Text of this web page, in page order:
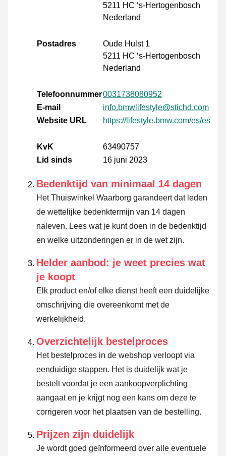
5211 HC ‘s-Hertogenbosch
Nederland
Postadres
Oude Hulst 1
5211 HC ‘s-Hertogenbosch
Nederland
Telefoonnummer0031738080952
E-mail
info.bmwlifestyle@stichd.com
Website URL
https://lifestyle.bmw.com/es/es/
KvK
63490757
Lid sinds
16 juni 2023
Bedenktijd van minimaal 14 dagen
Het Thuiswinkel Waarborg garandeert dat leden
de wettelijke bedenktermijn van 14 dagen
naleven. Lees wat je kunt doen in de bedenktijd
en welke uitzonderingen er in de wet zijn.
Helder aanbod: je weet precies wat
je koopt
Elk product en/of elke dienst heeft een duidelijke
omschrijving die overeenkomt met de
werkelijkheid.
Overzichtelijk bestelproces
Het bestelproces in de webshop verloopt via
eenduidige stappen. Het is duidelijk wat je
bestelt voordat je een aankoopverplichting
aangaat en je krijgt nog een kans om deze te
corrigeren voor het plaatsen van de bestelling.
Prijzen zijn duidelijk
Je wordt goed geïnformeerd over alle eventuele